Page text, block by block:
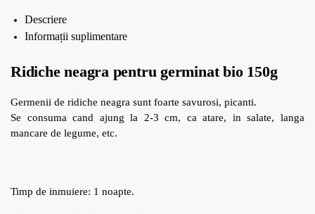
Descriere
Informații suplimentare
Ridiche neagra pentru germinat bio 150g
Germenii de ridiche neagra sunt foarte savurosi, picanti.
Se consuma cand ajung la 2-3 cm, ca atare, in salate, langa
mancare de legume, etc.
Timp de inmuiere: 1 noapte.